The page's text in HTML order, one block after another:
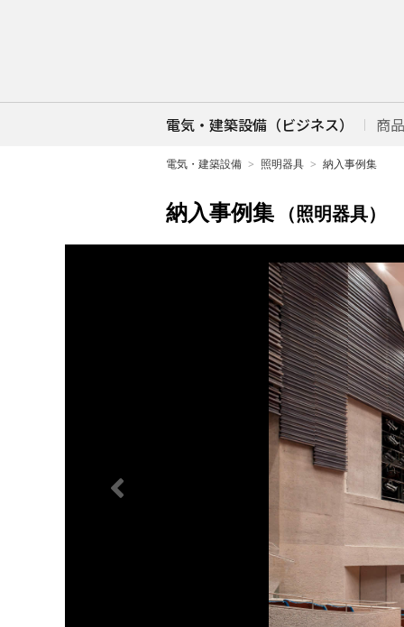
電気・建築設備（ビジネス） 商
電気・建築設備 照明器具 納入事例集
納入事例集 （照明器具）